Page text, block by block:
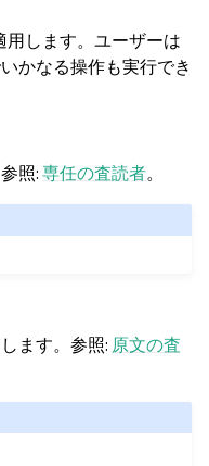
用します。ユーザーは
かなる操作も実行でき
照:専任の査読者。
ます。参照: 原文の査